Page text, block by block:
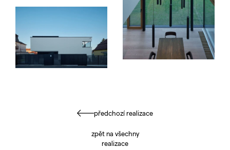
předchozí realizace
zpět na všechny
realizace